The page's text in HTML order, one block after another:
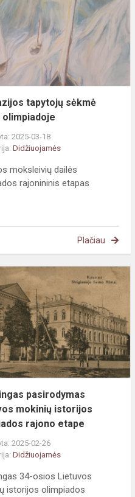
tapytojų sėkmė
olimpiadoje
2025-03-18
Didžiuojamės
moksleivių dailės
rajonininis etapas
Plačiau
pasirodymas
mokinių istorijos
rajono etape
2025-02-26
Didžiuojamės
34-osios Lietuvos
istorijos olimpiados